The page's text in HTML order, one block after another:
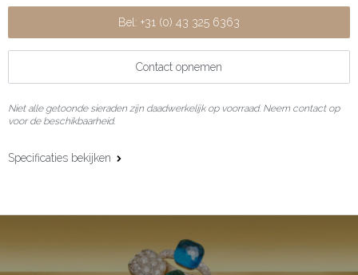
Bel: +31 (0) 43 325 6363
Contact opnemen
Niet alle getoonde sieraden zijn daadwerkelijk op voorraad. Neem contact op
voor de beschikbaarheid.
Specificaties bekijken
Briljant
0.29 ct